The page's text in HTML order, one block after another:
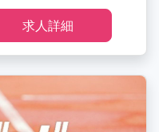
求人詳細